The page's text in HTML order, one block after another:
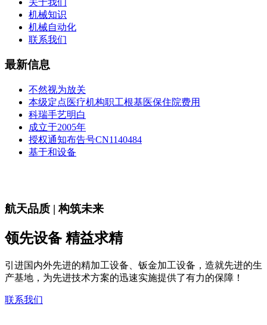
机械知识
机械自动化
联系我们
最新信息
不然视为放关
本级定点医疗机构职工根基医保住院费用
科瑞手艺明白
成立于2005年
授权通知布告号CN1140484
基于和设备
航天品质 | 构筑未来
领先设备 精益求精
引进国内外先进的精加工设备、钣金加工设备，造就先进的生
产基地，为先进技术方案的迅速实施提供了有力的保障！
联系我们